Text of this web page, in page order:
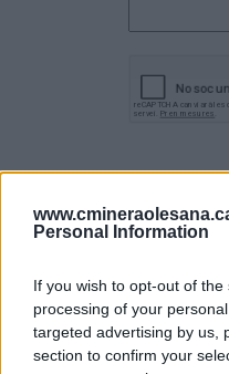
Personal Information
If you wish to opt-out of
processing of your
targeted advertising by us,
section to confirm your
* Camps
Per operar a l'oficina virtual ha
Adreça electrònica